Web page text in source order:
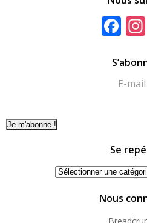
E-mail
Se
Se
Nous